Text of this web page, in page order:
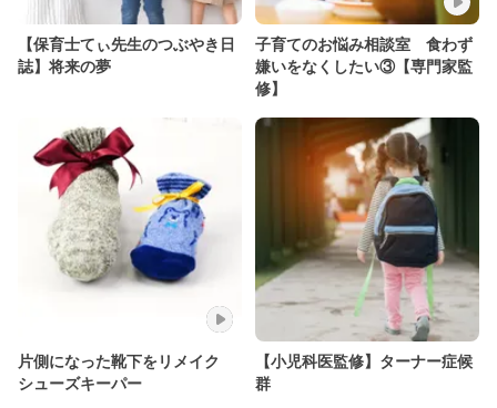
【保育士てぃ先生のつぶやき日
誌】将来の夢
子育てのお悩み相談室 食わず
嫌いをなくしたい③【専門家監
修】
片側になった靴下をリメイク
シューズキーパー
【小児科医監修】ターナー症候
群